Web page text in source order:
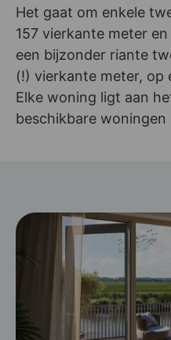
Het gaat om enkele
157 vierkante meter en
een bijzonder riante
(!) vierkante meter, op
Elke woning ligt aan
beschikbare